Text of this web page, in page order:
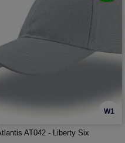
W1
AT042 - Liberty Six